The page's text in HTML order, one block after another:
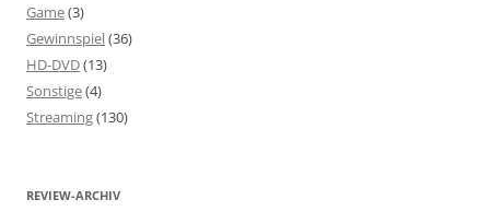
Game(3)
Gewinnspiel(36)
HD-DVD(13)
Sonstige(4)
Streaming(130)
REVIEW-ARCHIV